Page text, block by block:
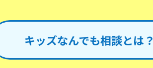
キッズなんでも相談とは？